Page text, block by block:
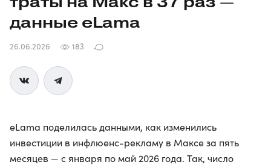
данные eLama
26.06.2026 183
eLama поделилась данными, как изменились
инвестиции в инфлюенс-рекламу в Максе за пять
месяцев — с января по май 2026 года. Так, число